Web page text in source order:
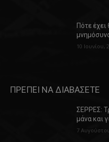
Πότε
10 Ιουνίου,
ΠΡΕΠΕΙ ΝΑ ΔΙΑΒΑΣΕΤΕ
ΣΕΡΡΕΣ:
μάνα και
7